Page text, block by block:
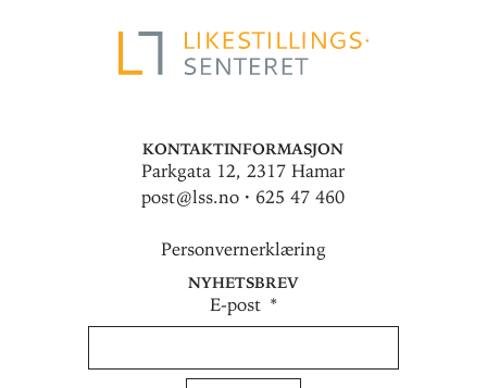
Kontaktinformasjon
Parkgata 12, 2317 Hamar
post@lss.no · 625 47 460
Personvernerklæring
Nyhetsbrev
E-post